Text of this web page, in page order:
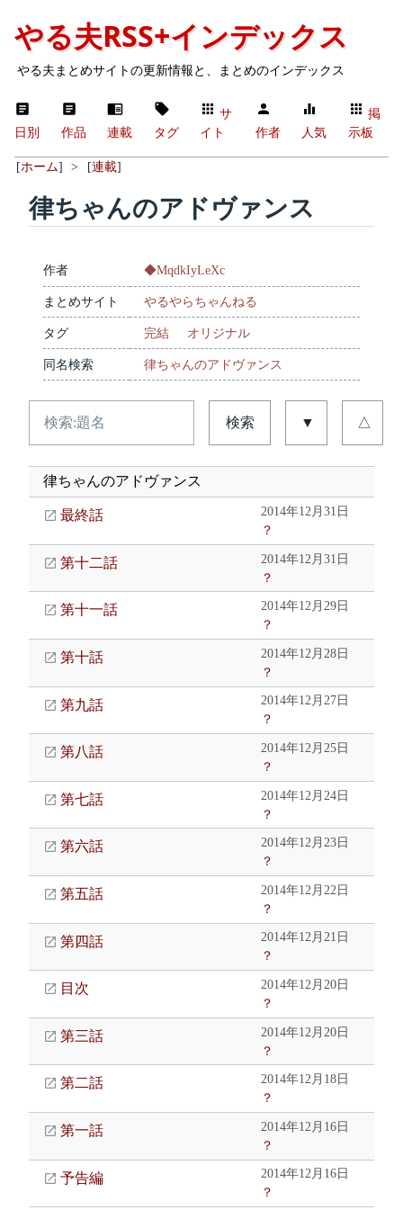
やる夫RSS+インデックス
やる夫まとめサイトの更新情報と、まとめのインデックス
日別 作品 連載 タグ
サ
イト
作者 人気
掲
示板
[ホーム] > [連載]
律ちゃんのアドヴァンス
作者 ◆MqdkIyLeXc
まとめサイト やるやらちゃんねる
タグ 完結 オリジナル
同名検索 律ちゃんのアドヴァンス
検索 ▼ △
律ちゃんのアドヴァンス
最終話
2014年12月31日
？
第十二話
2014年12月31日
？
第十一話
2014年12月29日
？
第十話
2014年12月28日
？
第九話
2014年12月27日
？
第八話
2014年12月25日
？
第七話
2014年12月24日
？
第六話
2014年12月23日
？
第五話
2014年12月22日
？
第四話
2014年12月21日
？
目次
2014年12月20日
？
第三話
2014年12月20日
？
第二話
2014年12月18日
？
第一話
2014年12月16日
？
予告編
2014年12月16日
？